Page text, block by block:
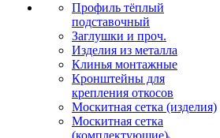
Профиль тёплый
подставочный
Заглушки и проч.
Изделия из металла
Клинья монтажные
Кронштейны для
крепления откосов
Москитная сетка (изделия)
Москитная сетка
(комплектующие)